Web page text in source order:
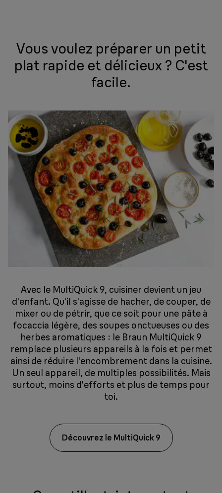
Vous voulez préparer un petit
plat rapide et délicieux ? C'est
facile.
Avec le MultiQuick 9, cuisiner devient un jeu
d'enfant. Qu'il s'agisse de hacher, de couper, de
mixer ou de pétrir, que ce soit pour une pâte à
focaccia légère, des soupes onctueuses ou des
herbes aromatiques : le Braun MultiQuick 9
remplace plusieurs appareils à la fois et permet
ainsi de réduire l'encombrement dans la cuisine.
Un seul appareil, de multiples possibilités. Mais
surtout, moins d'efforts et plus de temps pour
toi.
Découvrez le MultiQuick 9